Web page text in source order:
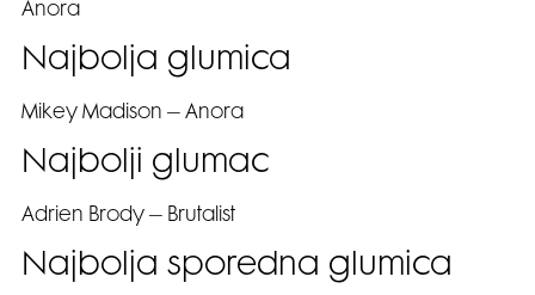
Anora
Najbolja glumica
Mikey Madison – Anora
Najbolji glumac
Adrien Brody – Brutalist
Najbolja sporedna glumica